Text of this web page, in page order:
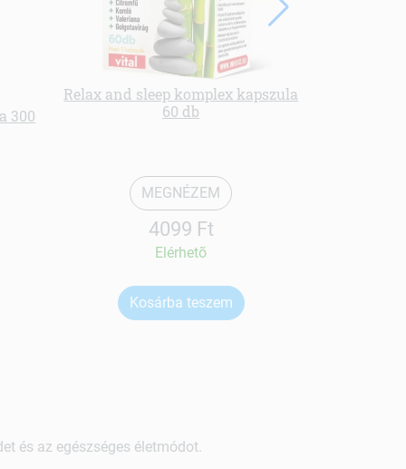
300
Relax and sleep komplex kapszula
60 db
MEGNÉZEM
4099 Ft
Elérhetõ
Kosárba teszem
és az egészséges életmódot.